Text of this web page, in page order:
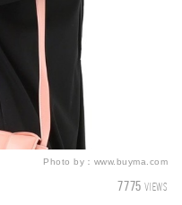
Photo by： www.buyma.com
7775 VIEWS